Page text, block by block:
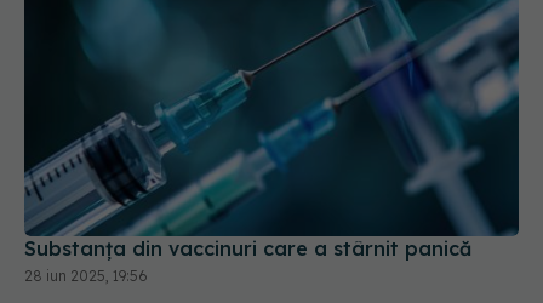
Substanța din vaccinuri care a stârnit panică
28 iun 2025, 19:56